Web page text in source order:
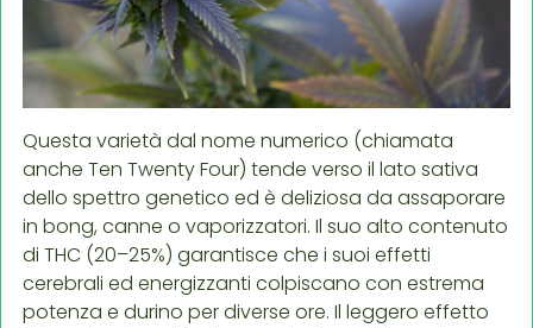
Questa varietà dal nome numerico (chiamata
anche Ten Twenty Four) tende verso il lato sativa
dello spettro genetico ed è deliziosa da assaporare
in bong, canne o vaporizzatori. Il suo alto contenuto
di THC (20–25%) garantisce che i suoi effetti
cerebrali ed energizzanti colpiscano con estrema
potenza e durino per diverse ore. Il leggero effetto